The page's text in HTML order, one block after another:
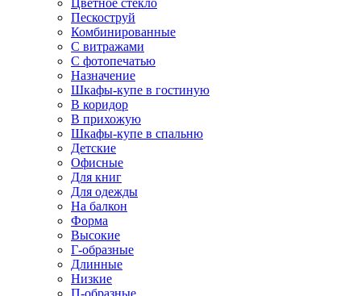
Цветное стекло
Пескоструй
Комбинированные
С витражами
С фотопечатью
Назначение
Шкафы-купе в гостиную
В коридор
В прихожую
Шкафы-купе в спальню
Детские
Офисные
Для книг
Для одежды
На балкон
Форма
Высокие
Г-образные
Длинные
Низкие
П-образные